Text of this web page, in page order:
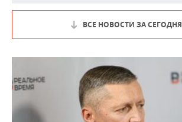
ВСЕ НОВОСТИ ЗА СЕГОДНЯ